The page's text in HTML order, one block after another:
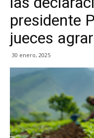
presidente
jueces
30 enero, 2025